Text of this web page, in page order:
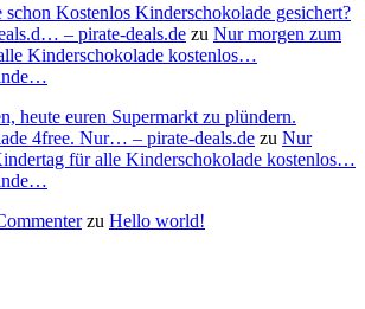
schon Kostenlos Kinderschokolade gesichert?
– pirate-deals.de zu Nur morgen zum
Kinderschokolade kostenlos…
heute euren Supermarkt zu plündern.
4free. Nur… – pirate-deals.de zu Nur
für alle Kinderschokolade kostenlos…
zu Hello world!